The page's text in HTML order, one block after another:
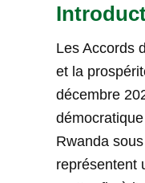
Les Accords
et la
décembre
Rwanda
représentent